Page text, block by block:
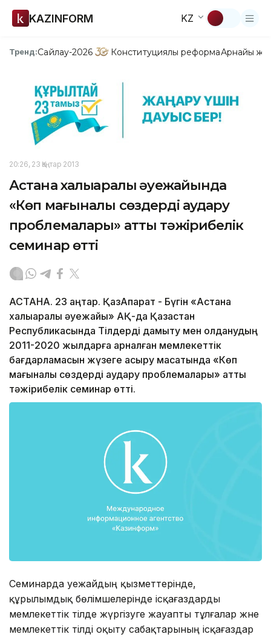
KAZINFORM KZ
Тренд:Сайлау-2026 Конституциялық реформаАрнайы
20:26, 23 Қаңтар 2013
Астана халықаралық әуежайында
«Көп мағыналы сөздерді аудару
проблемалары» атты тәжірибелік
семинар өтті
АСТАНА. 23 қаңтар. ҚазАқпарат - Бүгін «Астана
халықаралық әуежайы» АҚ-да Қазақстан
Республикасында Тілдерді дамыту мен қолданудың
2011-2020 жылдарға арналған мемлекеттік
бағдарламасын жүзеге асыру мақсатында «Көп
мағыналы сөздерді аудару проблемалары» атты
тәжірибелік семинар өтті.
Семинарда әуежайдың қызметтерінде,
құрылымдық бөлімшелерінде ісқағаздарды
мемлекеттік тілде жүргізуге жауапты тұлғалар және
мемлекеттік тілді оқыту сабақтарының ісқағаздар